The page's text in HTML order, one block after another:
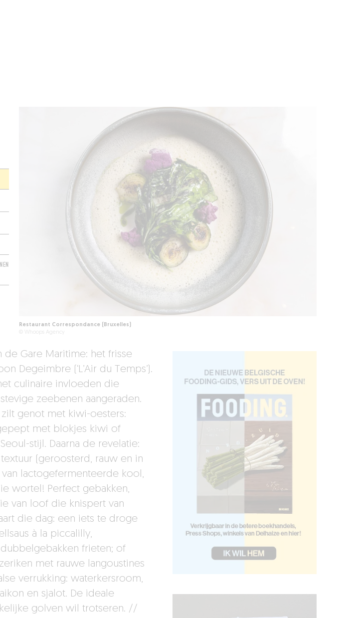
Restaurant Correspondance (Bruxelles)
© Whoops Agency
de Gare Maritime: het frisse
Degeimbre (‘L’Air du Temps’).
culinaire invloeden die
zeebenen aangeraden.
genot met kiwi-oesters:
met blokjes kiwi of
stijl. Daarna de revelatie:
(geroosterd, rauw en in
lactogefermenteerde kool,
wortel! Perfect gebakken,
van loof die knispert van
die dag: een iets te droge
à la piccalilly,
frieten; of
met rauwe langoustines
verrukking: waterkersroom,
en sjalot. De ideale
golven wil trotseren. //